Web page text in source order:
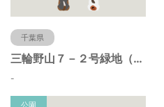
千葉県
三輪野山７－２号緑地（千葉県流山市）
-
公園